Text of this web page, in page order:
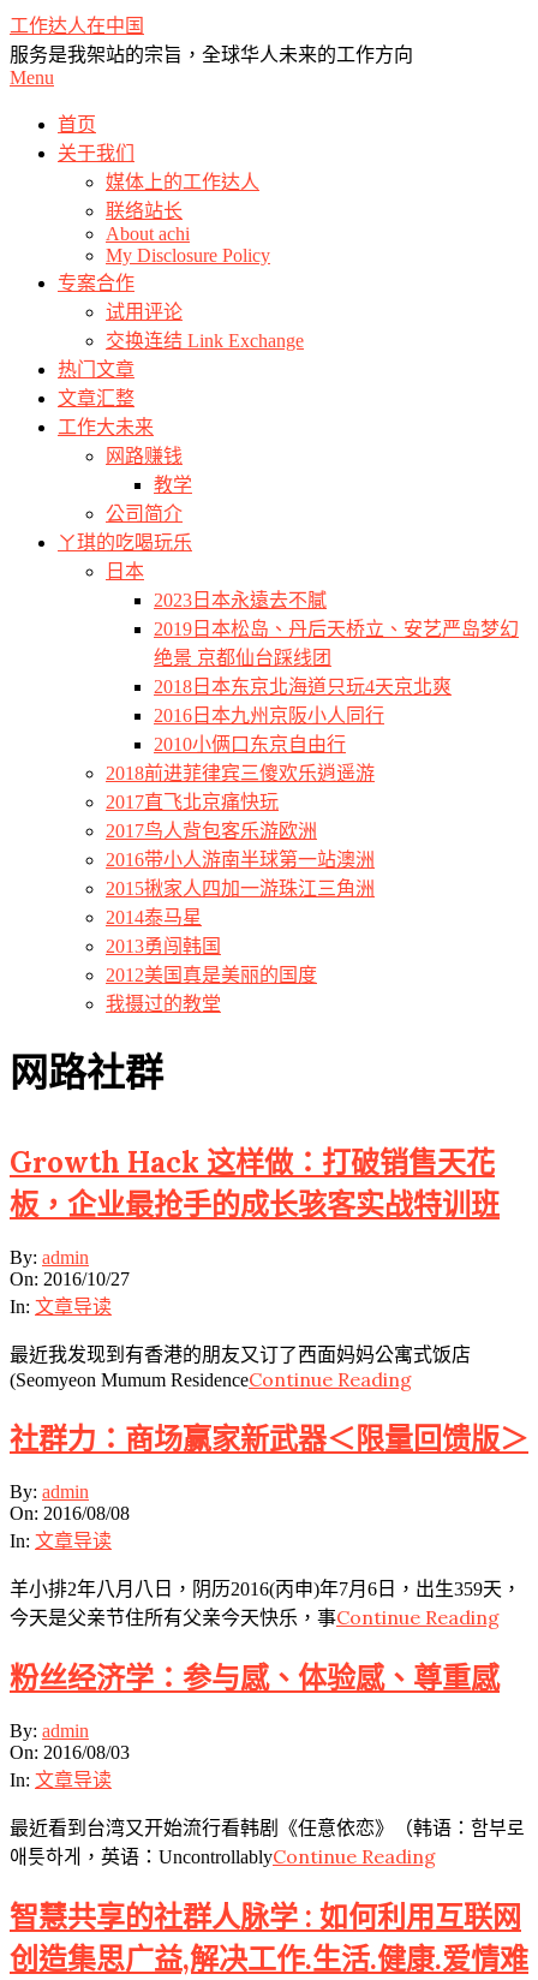
Skip
to
content
工作达人在中国
服务是我架站的宗旨，全球华人未来的工作方向
Primary
Menu
Menu
首页
关于我们
媒体上的工作达人
联络站长
About achi
My Disclosure Policy
专案合作
试用评论
交换连结 Link Exchange
热门文章
文章汇整
工作大未来
网路赚钱
教学
公司简介
ㄚ琪的吃喝玩乐
日本
2023日本永遠去不膩
2019日本松岛、丹后天桥立、安艺严岛梦幻
绝景 京都仙台踩线团
2018日本东京北海道只玩4天京北爽
2016日本九州京阪小人同行
2010小俩口东京自由行
2018前进菲律宾三傻欢乐逍遥游
2017直飞北京痛快玩
2017鸟人背包客乐游欧洲
2016带小人游南半球第一站澳洲
2015揪家人四加一游珠江三角洲
2014泰马星
2013勇闯韩国
2012美国真是美丽的国度
我摄过的教堂
网路社群
Growth Hack 这样做：打破销售天花
板，企业最抢手的成长骇客实战特训班
2016-
10-
27
By: admin
On: 2016/10/27
In: 文章导读
最近我发现到有香港的朋友又订了西面妈妈公寓式饭店
(Seomyeon Mumum ResidenceContinue Reading
社群力：商场赢家新武器＜限量回馈版＞
2016-
08-
08
By: admin
On: 2016/08/08
In: 文章导读
羊小排2年八月八日，阴历2016(丙申)年7月6日，出生359天，
今天是父亲节住所有父亲今天快乐，事Continue Reading
粉丝经济学：参与感、体验感、尊重感
2016-
08-
03
By: admin
On: 2016/08/03
In: 文章导读
最近看到台湾又开始流行看韩剧《任意依恋》（韩语：함부로
애틋하게，英语：UncontrollablyContinue Reading
智慧共享的社群人脉学 : 如何利用互联网
创造集思广益,解决工作.生活.健康.爱情难